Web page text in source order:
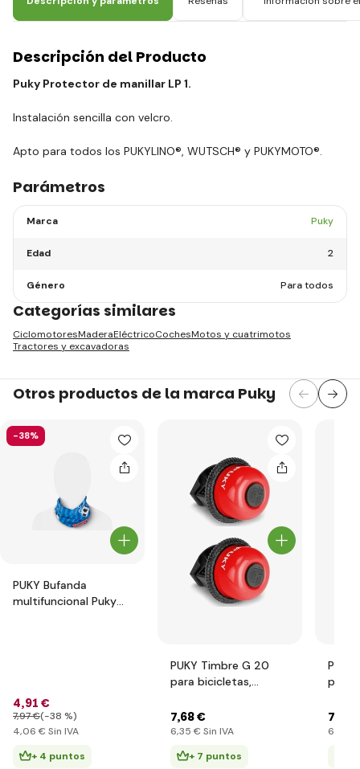
Descripción del Producto
Puky Protector de manillar LP 1.
Instalación sencilla con velcro.
Apto para todos los PUKYLINO®, WUTSCH® y PUKYMOTO®.
Parámetros
Marca Puky
Edad 2
Género Para todos
Categorías similares
CiclomotoresMaderaEléctricoCochesMotos y cuatrimotos
Tractores y excavadoras
Otros productos de la marca Puky
-38%
PUKY Bufanda
multifuncional Puky
4,91 €
7,97 €(-38 %)
4,06 € Sin IVA
+ 4 puntos
PUKY Timbre G 20
para bicicletas,
patinetes Red
7,68 €
6,35 € Sin IVA
+ 7 puntos
para
7
6